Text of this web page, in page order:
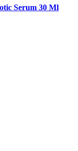
Serum 30 Ml